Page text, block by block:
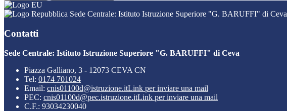
Sede Centrale: Istituto Istruzione Superiore "G. BARUFFI" di Ceva
Contatti
Sede Centrale: Istituto Istruzione Superiore "G. BARUFFI" di Ceva
Piazza Galliano, 3 - 12073 CEVA CN
Tel: 0174 701024
Email: cnis01100d@istruzione.itLink per inviare una mail
PEC: cnis01100d@pec.istruzione.itLink per inviare una mail
C.F.: 93034230040